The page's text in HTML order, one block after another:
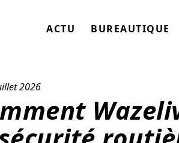
ACTU BUREAUTIQUE
2026